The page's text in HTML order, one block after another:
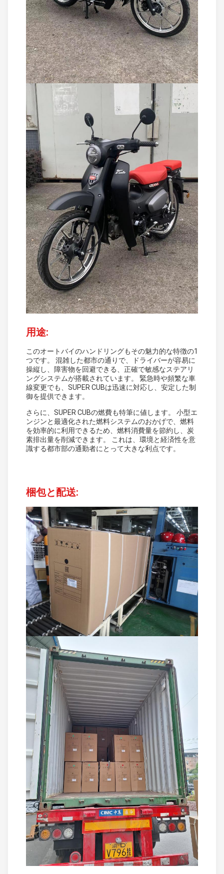
用途:
このオートバイのハンドリングもその魅力的な特徴の1
つです。 混雑した都市の通りで、ドライバーが容易に
操縦し、障害物を回避できる、正確で敏感なステアリ
ングシステムが搭載されています。 緊急時や頻繁な車
線変更でも、SUPER CUBは迅速に対応し、安定した制
御を提供できます。
さらに、SUPER CUBの燃費も特筆に値します。 小型エ
ンジンと最適化された燃料システムのおかげで、燃料
を効率的に利用できるため、燃料消費量を節約し、炭
素排出量を削減できます。 これは、環境と経済性を意
識する都市部の通勤者にとって大きな利点です。
梱包と配送: